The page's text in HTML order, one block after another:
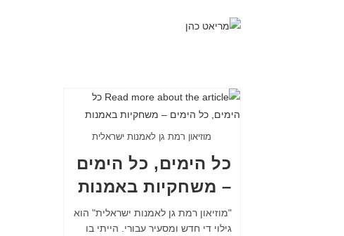
מוזיאון רמת גן לאמנות ישראלית
כל הימים, כל הימים
– משחקיות באמנות
"מוזיאון רמת גן לאמנות ישראלית" הוא
גילוי די חדש ומסעיר עבורי. הייתי בו